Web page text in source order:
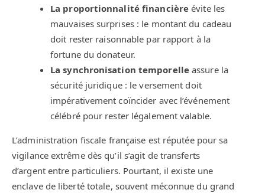
La proportionnalité financière évite les
mauvaises surprises : le montant du cadeau
doit rester raisonnable par rapport à la
fortune du donateur.
La synchronisation temporelleassure la
sécurité juridique : le versement doit
impérativement coïncider avec l’événement
célébré pour rester légalement valable.
L’administration fiscale française est réputée pour sa
vigilance extrême dès qu’il s’agit de transferts
d’argent entre particuliers. Pourtant, il existe une
enclave de liberté totale, souvent méconnue du grand